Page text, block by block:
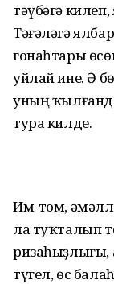
тәүбәгә
Тәғәләгә
гонаһтары
уйлай ине. Ә
уның
тура килде.
Им-том,
ла туҡталып
ризаһыҙлығы,
түгел, өс